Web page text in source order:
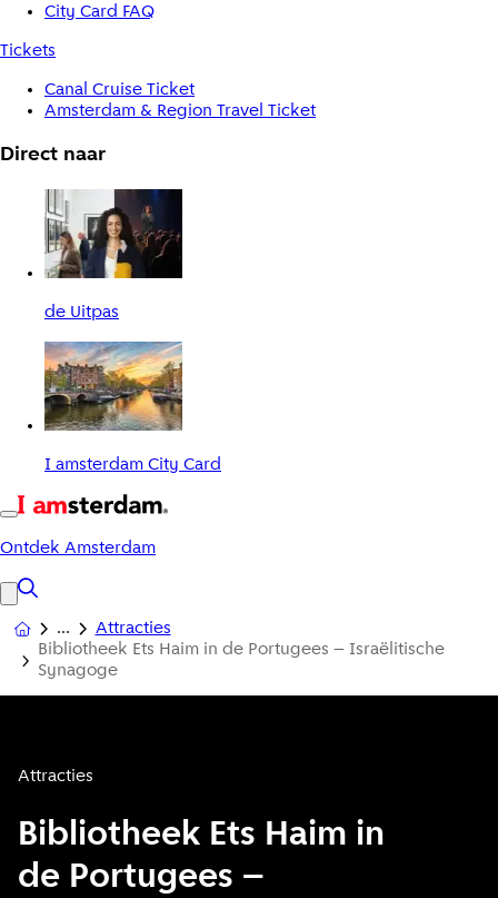
City Card FAQ
Tickets
Canal Cruise Ticket
Amsterdam & Region Travel Ticket
Direct naar
de Uitpas
I amsterdam City Card
Ontdek Amsterdam
Attracties
Bibliotheek Ets Haim in de Portugees – Israëlitische
Synagoge
Attracties
Bibliotheek Ets Haim in
de Portugees –